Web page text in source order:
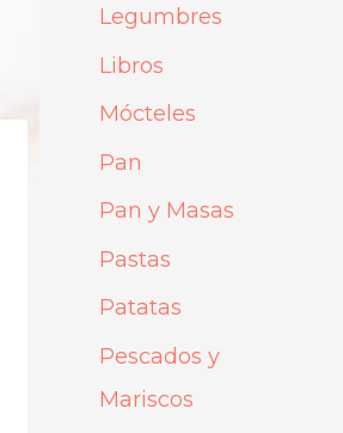
Legumbres
Libros
Mócteles
Pan
Pan y Masas
Pastas
Patatas
Pescados y
Mariscos